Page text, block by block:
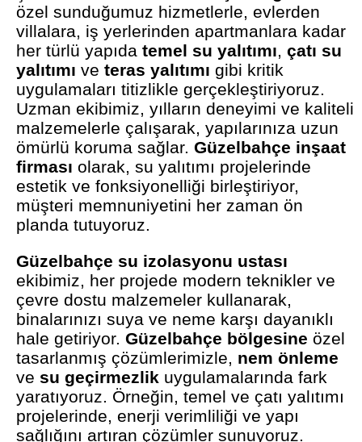
özel sunduğumuz hizmetlerle, evlerden
villalara, iş yerlerinden apartmanlara kadar
her türlü yapıdatemel su yalıtımı,çatı su
yalıtımı veteras yalıtımı gibi kritik
uygulamaları titizlikle gerçekleştiriyoruz.
Uzman ekibimiz, yılların deneyimi ve kaliteli
malzemelerle çalışarak, yapılarınıza uzun
ömürlü koruma sağlar.Güzelbahçe inşaat
firması olarak, su yalıtımı projelerinde
estetik ve fonksiyonelliği birleştiriyor,
müşteri memnuniyetini her zaman ön
planda tutuyoruz.
Güzelbahçe su izolasyonu ustası
ekibimiz, her projede modern teknikler ve
çevre dostu malzemeler kullanarak,
binalarınızı suya ve neme karşı dayanıklı
hale getiriyor.Güzelbahçe bölgesine özel
tasarlanmış çözümlerimizle, nem önleme
ve su geçirmezlik uygulamalarında fark
yaratıyoruz. Örneğin, temel ve çatı yalıtımı
projelerinde, enerji verimliliği ve yapı
sağlığını artıran çözümler sunuyoruz.